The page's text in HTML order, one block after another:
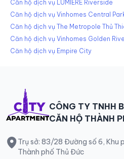
Căn hộ dịch vụ LUMIÈRE Riverside
Căn hộ dịch vụ Vinhomes Central
Căn hộ dịch vụ The Metropole Thủ
Căn hộ dịch vụ Vinhomes Golden
Căn hộ dịch vụ Empire City
CÔNG TY TNHH
CĂN HỘ THÀNH
Trụ sở: 83/28 Đường số 6, Khu
Thành phố Thủ Đức